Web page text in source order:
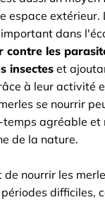
espace extérieur.
dans
contre les
insectes et
à leur activité
se nourrir
temps agréable et
de la nature.
de nourrir les
difficiles,